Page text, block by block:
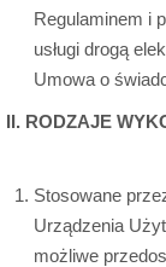
Regulaminem i
usługi drogą
Umowa o
II. RODZAJE
Stosowane
Urządzenia
możliwe